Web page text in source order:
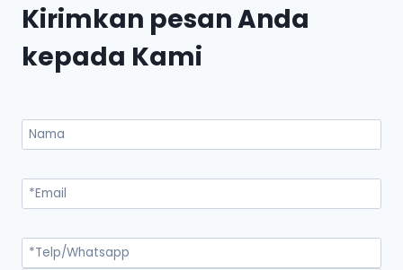
Kirimkan pesan Anda
kepada Kami